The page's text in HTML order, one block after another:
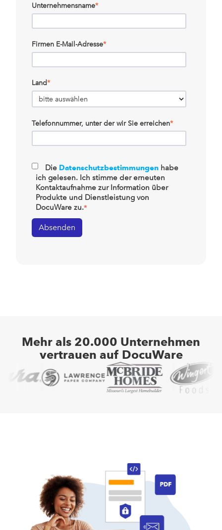
Unternehmensname*
Firmen E-Mail-Adresse*
Land*
Telefonnummer, unter der wir Sie erreichen*
Die Datenschutzbestimmungenhabe
ich gelesen. Ich stimme der erneuten
Kontaktaufnahme zur Information über
Produkte und Dienstleistung von
DocuWare zu.*
Mehr als 20.000 Unternehmen
vertrauen auf DocuWare